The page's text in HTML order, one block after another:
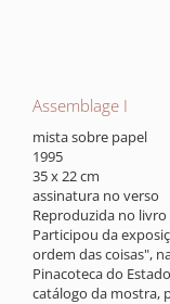
Assemblage I
mista sobre papel
1995
35 x 22 cm
assinatura no verso
Reproduzida no livro
Participou da
ordem das coisas",
Pinacoteca do
catálogo da mostra,